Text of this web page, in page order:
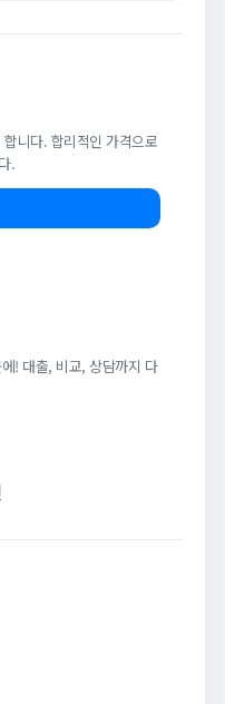
니다. 합리적인 가격으로
.
! 대출, 비교, 상담까지 다